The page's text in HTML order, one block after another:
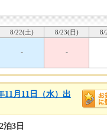
8/22(土) 8/23(日) 8/
- -
月11日（水）出
2泊3日